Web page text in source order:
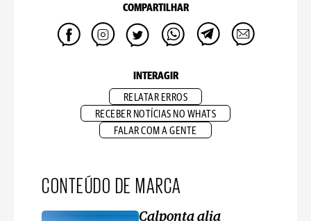
COMPARTILHAR
INTERAGIR
RELATAR ERROS
RECEBER NOTÍCIAS NO WHATS
FALAR COM A GENTE
CONTEÚDO DE MARCA
Calponta alia